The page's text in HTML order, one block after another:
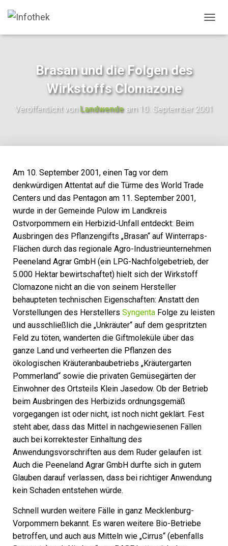
A
N
Brasan und die Folgen des
Wirkstoffs Clomazone
Veröffentlicht vonLandwendeam 10. September 2001
Am 10. September 2001, einen Tag vor dem
denkwürdigen Attentat auf die Türme des World Trade
Centers und das Pentagon am 11. September 2001,
wurde in der Gemeinde Pulow im Landkreis
Ostvorpommern ein Herbizid-Unfall entdeckt: Beim
Ausbringen des Pflanzengifts „Brasan“ auf Winterraps-
Flächen durch das regionale Agro-Industrieunternehmen
Peeneland Agrar GmbH (ein LPG-Nachfolgebetrieb, der
5.000 Hektar bewirtschaftet) hielt sich der Wirkstoff
Clomazone nicht an die von seinem Hersteller
behaupteten technischen Eigenschaften: Anstatt den
Vorstellungen des Herstellers Syngenta Folge zu leisten
und ausschließlich die „Unkräuter“ auf dem gespritzten
Feld zu töten, wanderten die Giftmoleküle über das
ganze Land und verheerten die Pflanzen des
ökologischen Kräuteranbaubetriebs „Kräutergarten
Pommerland“ sowie die privaten Gemüsegärten der
Einwohner des Ortsteils Klein Jasedow. Ob der Betrieb
beim Ausbringen des Herbizids ordnungsgemäß
vorgegangen ist oder nicht, ist noch nicht geklärt. Fest
steht aber, dass das Mittel in nachgewiesenen Fällen
auch bei korrektester Einhaltung des
Anwendungsvorschriften aus dem Ruder gelaufen ist.
Auch die Peeneland Agrar GmbH durfte sich in gutem
Glauben darauf verlassen, dass bei richtiger Anwendung
kein Schaden entstehen würde.
Schnell wurden weitere Fälle in ganz Mecklenburg-
Vorpommern bekannt. Es waren weitere Bio-Betriebe
betroffen, und auch aus Mitteln wie „Cirrus“ (ebenfalls